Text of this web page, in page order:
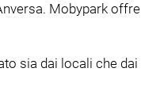
Mobypark offre
sia dai locali che dai